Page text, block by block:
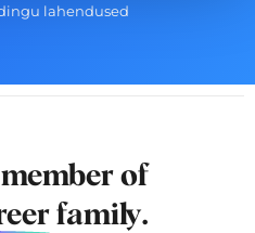
lahendused
of
family.